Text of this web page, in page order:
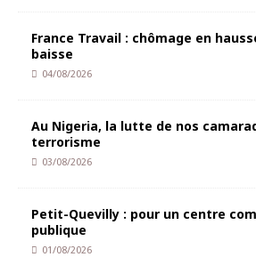
France Travail : chômage en
baisse
04/08/2026
Au Nigeria, la lutte de nos
terrorisme
03/08/2026
Petit-Quevilly : pour un centre
publique
01/08/2026